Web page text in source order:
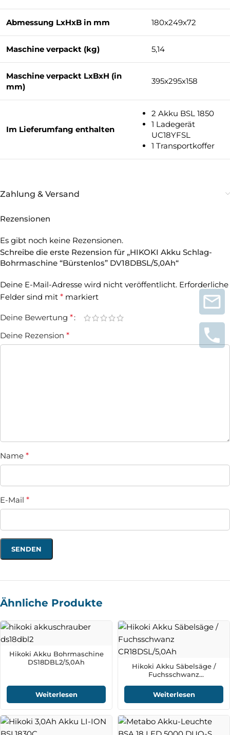
Abmessung LxHxB in mm 180x249x72
Maschine verpackt (kg) 5,14
Maschine verpackt LxBxH (in
mm)
395x295x158
Im Lieferumfang enthalten
2 Akku BSL 1850
1 Ladegerät
UC18YFSL
1 Transportkoffer
Zahlung & Versand
Rezensionen
Es gibt noch keine Rezensionen.
Schreibe die erste Rezension für „HIKOKI Akku Schlag-
Bohrmaschine “Bürstenlos” DV18DBSL/5,0Ah“
Deine E-Mail-Adresse wird nicht veröffentlicht. Erforderliche
Felder sind mit * markiert
Deine Bewertung *
Deine Rezension *
Name *
E-Mail *
Ähnliche Produkte
Hikoki Akku Bohrmaschine
DS18DBL2/5,0Ah
Weiterlesen
Hikoki Akku Säbelsäge /
Fuchsschwanz
Weiterlesen